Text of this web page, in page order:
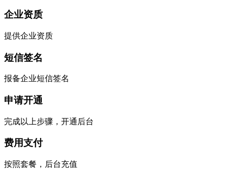
企业资质
提供企业资质
短信签名
报备企业短信签名
申请开通
完成以上步骤，开通后台
费用支付
按照套餐，后台充值